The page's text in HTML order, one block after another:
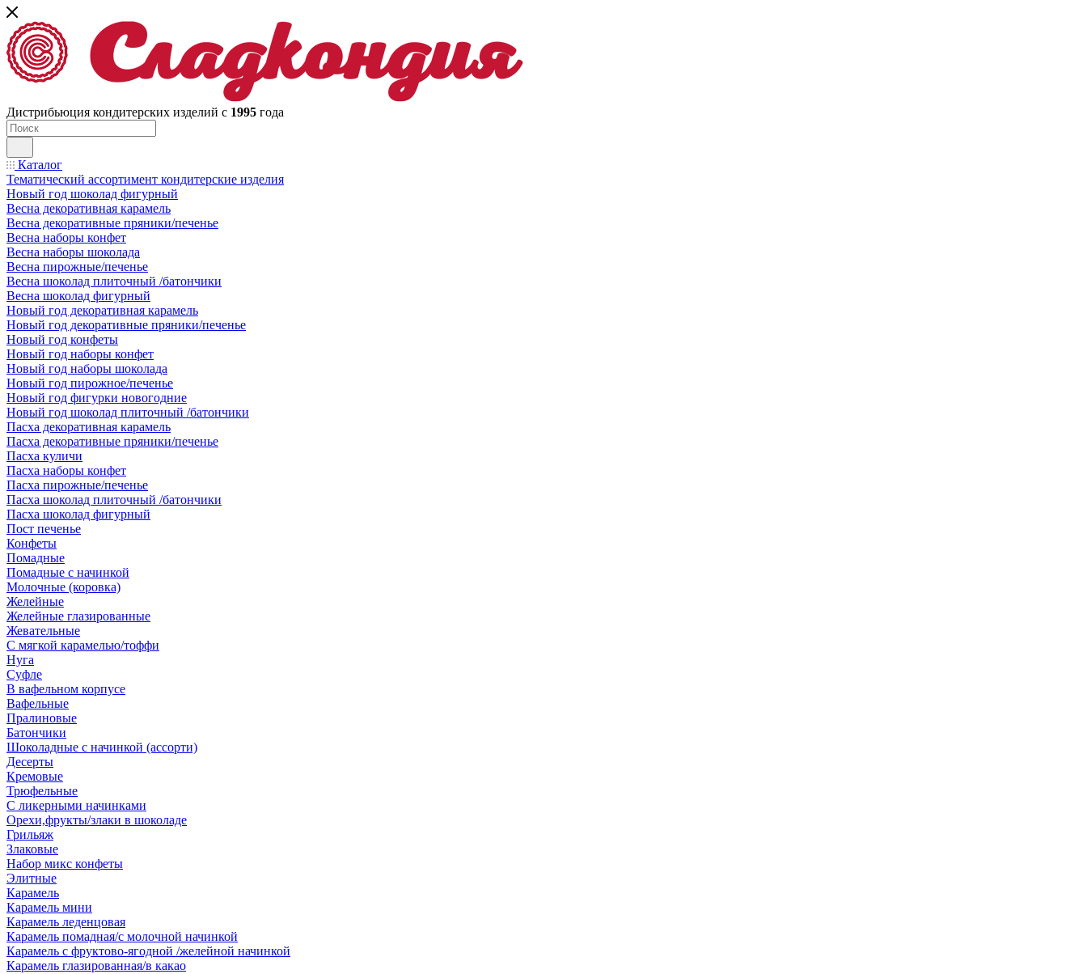
Дистрибьюция кондитерских изделий с 1995 года
Каталог
Тематический ассортимент кондитерские изделия
Новый год шоколад фигурный
Весна декоративная карамель
Весна декоративные пряники/печенье
Весна наборы конфет
Весна наборы шоколада
Весна пирожные/печенье
Весна шоколад плиточный /батончики
Весна шоколад фигурный
Новый год декоративная карамель
Новый год декоративные пряники/печенье
Новый год конфеты
Новый год наборы конфет
Новый год наборы шоколада
Новый год пирожное/печенье
Новый год фигурки новогодние
Новый год шоколад плиточный /батончики
Пасха декоративная карамель
Пасха декоративные пряники/печенье
Пасха куличи
Пасха наборы конфет
Пасха пирожные/печенье
Пасха шоколад плиточный /батончики
Пасха шоколад фигурный
Пост печенье
Конфеты
Помадные
Помадные с начинкой
Молочные (коровка)
Желейные
Желейные глазированные
Жевательные
С мягкой карамелью/тоффи
Нуга
Суфле
В вафельном корпусе
Вафельные
Пралиновые
Батончики
Шоколадные с начинкой (ассорти)
Десерты
Кремовые
Трюфельные
С ликерными начинками
Орехи,фрукты/злаки в шоколаде
Грильяж
Злаковые
Набор микс конфеты
Элитные
Карамель
Карамель мини
Карамель леденцовая
Карамель помадная/с молочной начинкой
Карамель с фруктово-ягодной /желейной начинкой
Карамель глазированная/в какао